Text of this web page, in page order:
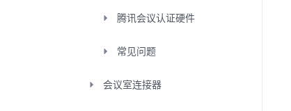
腾讯会议认证硬件
常见问题
会议室连接器